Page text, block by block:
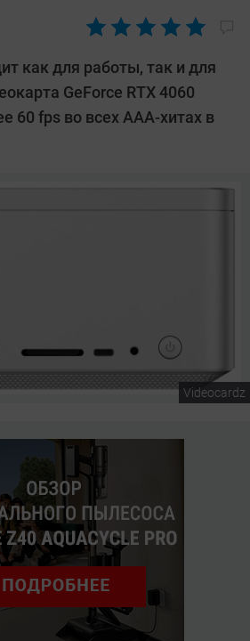
как для работы, так и для
GeForce RTX 4060
60 fps во всех ААА-хитах в
Videocardz